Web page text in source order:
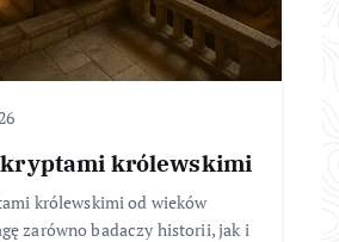
kryptami królewskimi
królewskimi od wieków
zarówno badaczy historii, jak i